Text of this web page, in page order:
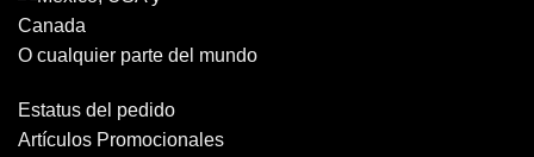
O cualquier parte del mundo
Estatus del pedido
Artículos Promocionales